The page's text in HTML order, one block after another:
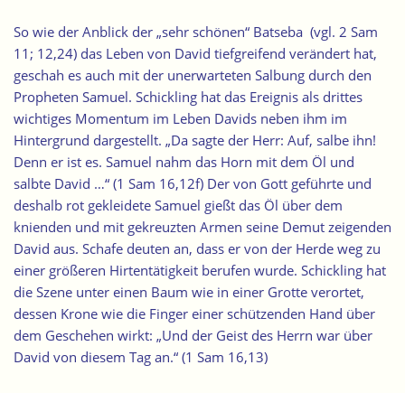
So wie der Anblick der „sehr schönen“ Batseba (vgl. 2 Sam
11; 12,24) das Leben von David tiefgreifend verändert hat,
geschah es auch mit der unerwarteten Salbung durch den
Propheten Samuel. Schickling hat das Ereignis als drittes
wichtiges Momentum im Leben Davids neben ihm im
Hintergrund dargestellt. „Da sagte der Herr: Auf, salbe ihn!
Denn er ist es. Samuel nahm das Horn mit dem Öl und
salbte David …“ (1 Sam 16,12f) Der von Gott geführte und
deshalb rot gekleidete Samuel gießt das Öl über dem
knienden und mit gekreuzten Armen seine Demut zeigenden
David aus. Schafe deuten an, dass er von der Herde weg zu
einer größeren Hirtentätigkeit berufen wurde. Schickling hat
die Szene unter einen Baum wie in einer Grotte verortet,
dessen Krone wie die Finger einer schützenden Hand über
dem Geschehen wirkt: „Und der Geist des Herrn war über
David von diesem Tag an.“ (1 Sam 16,13)